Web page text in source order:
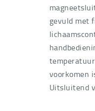
gevuld met
voorkomen
Uitsluitend